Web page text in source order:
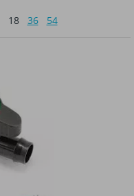
18 36 54